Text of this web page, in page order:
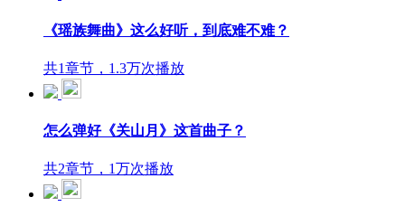
《瑶族舞曲》这么好听，到底难不难？
共1章节，1.3万次播放
怎么弹好《关山月》这首曲子？
共2章节，1万次播放